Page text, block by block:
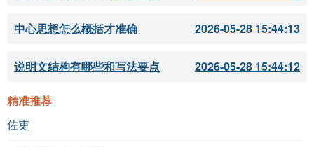
中心思想怎么概括才准确 2026-05-28 15:44:13
说明文结构有哪些和写法要点 2026-05-28 15:44:12
精准推荐
佐吏